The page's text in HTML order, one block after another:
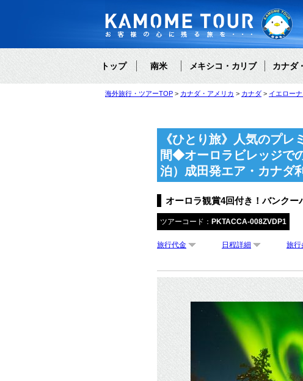
トップ 南米 メキシコ・カリブ カナダ
海外旅行・ツアーTOP カナダ・アメリカ カナダ イエロー
《ひとり旅》人気のプ
間◆オーロラビレッジで
泊）成田発エア・カナダ
オーロラ観賞4回付き！バンクー
ツアーコード： PKTACCA-008ZVDP1
旅行代金 日程詳細 旅行